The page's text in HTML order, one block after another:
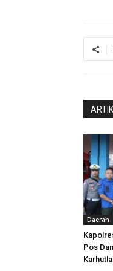
Daerah
Pos
Karhutla